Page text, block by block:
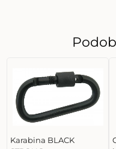
Karabina BLACK